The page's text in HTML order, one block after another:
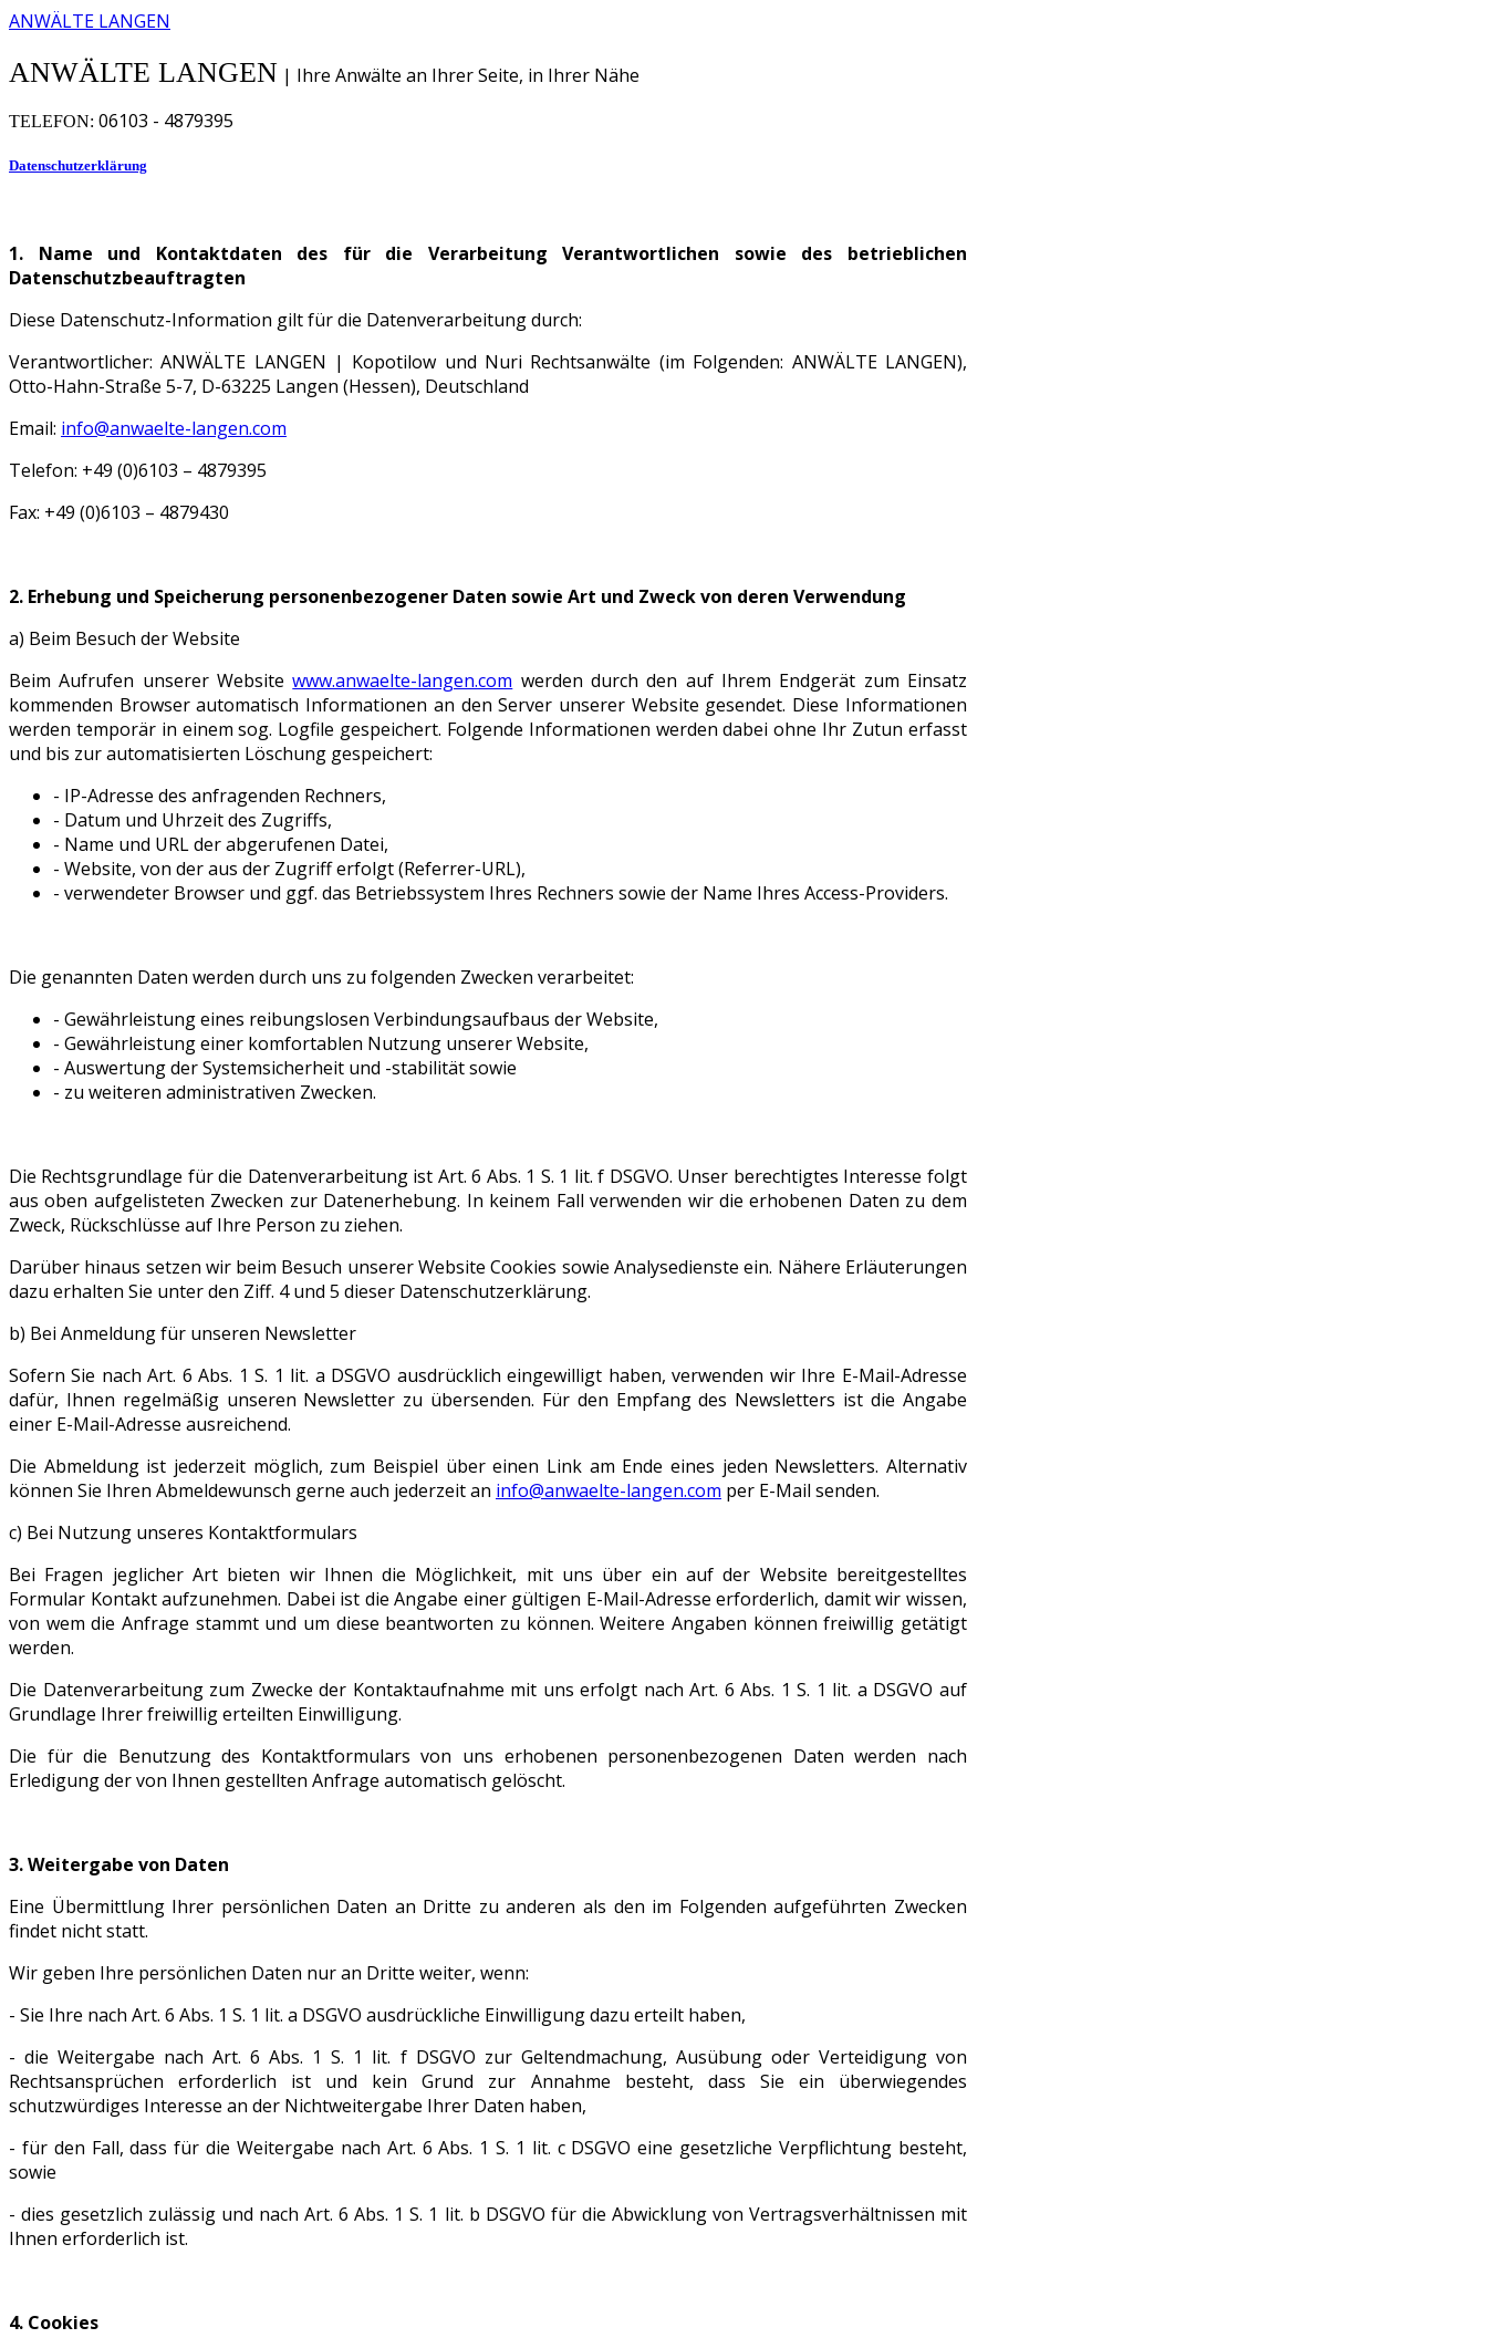
ANWÄLTE LANGEN
ANWÄLTE LANGEN | Ihre Anwälte an Ihrer Seite, in Ihrer Nähe
TELEFON: 06103 - 4879395
Datenschutzerklärung
1. Name und Kontaktdaten des für die Verarbeitung Verantwortlichen sowie des betrieblichen
Datenschutzbeauftragten
Diese Datenschutz-Information gilt für die Datenverarbeitung durch:
Verantwortlicher: ANWÄLTE LANGEN | Kopotilow und Nuri Rechtsanwälte (im Folgenden: ANWÄLTE LANGEN),
Otto-Hahn-Straße 5-7, D-63225 Langen (Hessen), Deutschland
Email: info@anwaelte-langen.com
Telefon: +49 (0)6103 – 4879395
Fax: +49 (0)6103 – 4879430
2. Erhebung und Speicherung personenbezogener Daten sowie Art und Zweck von deren Verwendung
a) Beim Besuch der Website
Beim Aufrufen unserer Websitewww.anwaelte-langen.com werden durch den auf Ihrem Endgerät zum Einsatz
kommenden Browser automatisch Informationen an den Server unserer Website gesendet. Diese Informationen
werden temporär in einem sog. Logfile gespeichert. Folgende Informationen werden dabei ohne Ihr Zutun erfasst
und bis zur automatisierten Löschung gespeichert:
- IP-Adresse des anfragenden Rechners,
- Datum und Uhrzeit des Zugriffs,
- Name und URL der abgerufenen Datei,
- Website, von der aus der Zugriff erfolgt (Referrer-URL),
- verwendeter Browser und ggf. das Betriebssystem Ihres Rechners sowie der Name Ihres Access-Providers.
Die genannten Daten werden durch uns zu folgenden Zwecken verarbeitet:
- Gewährleistung eines reibungslosen Verbindungsaufbaus der Website,
- Gewährleistung einer komfortablen Nutzung unserer Website,
- Auswertung der Systemsicherheit und -stabilität sowie
- zu weiteren administrativen Zwecken.
Die Rechtsgrundlage für die Datenverarbeitung ist Art. 6 Abs. 1 S. 1 lit. f DSGVO. Unser berechtigtes Interesse folgt
aus oben aufgelisteten Zwecken zur Datenerhebung. In keinem Fall verwenden wir die erhobenen Daten zu dem
Zweck, Rückschlüsse auf Ihre Person zu ziehen.
Darüber hinaus setzen wir beim Besuch unserer Website Cookies sowie Analysedienste ein. Nähere Erläuterungen
dazu erhalten Sie unter den Ziff. 4 und 5 dieser Datenschutzerklärung.
b) Bei Anmeldung für unseren Newsletter
Sofern Sie nach Art. 6 Abs. 1 S. 1 lit. a DSGVO ausdrücklich eingewilligt haben, verwenden wir Ihre E-Mail-Adresse
dafür, Ihnen regelmäßig unseren Newsletter zu übersenden. Für den Empfang des Newsletters ist die Angabe
einer E-Mail-Adresse ausreichend.
Die Abmeldung ist jederzeit möglich, zum Beispiel über einen Link am Ende eines jeden Newsletters. Alternativ
können Sie Ihren Abmeldewunsch gerne auch jederzeit an info@anwaelte-langen.com per E-Mail senden.
c) Bei Nutzung unseres Kontaktformulars
Bei Fragen jeglicher Art bieten wir Ihnen die Möglichkeit, mit uns über ein auf der Website bereitgestelltes
Formular Kontakt aufzunehmen. Dabei ist die Angabe einer gültigen E-Mail-Adresse erforderlich, damit wir wissen,
von wem die Anfrage stammt und um diese beantworten zu können. Weitere Angaben können freiwillig getätigt
werden.
Die Datenverarbeitung zum Zwecke der Kontaktaufnahme mit uns erfolgt nach Art. 6 Abs. 1 S. 1 lit. a DSGVO auf
Grundlage Ihrer freiwillig erteilten Einwilligung.
Die für die Benutzung des Kontaktformulars von uns erhobenen personenbezogenen Daten werden nach
Erledigung der von Ihnen gestellten Anfrage automatisch gelöscht.
3. Weitergabe von Daten
Eine Übermittlung Ihrer persönlichen Daten an Dritte zu anderen als den im Folgenden aufgeführten Zwecken
findet nicht statt.
Wir geben Ihre persönlichen Daten nur an Dritte weiter, wenn:
- Sie Ihre nach Art. 6 Abs. 1 S. 1 lit. a DSGVO ausdrückliche Einwilligung dazu erteilt haben,
- die Weitergabe nach Art. 6 Abs. 1 S. 1 lit. f DSGVO zur Geltendmachung, Ausübung oder Verteidigung von
Rechtsansprüchen erforderlich ist und kein Grund zur Annahme besteht, dass Sie ein überwiegendes
schutzwürdiges Interesse an der Nichtweitergabe Ihrer Daten haben,
- für den Fall, dass für die Weitergabe nach Art. 6 Abs. 1 S. 1 lit. c DSGVO eine gesetzliche Verpflichtung besteht,
sowie
- dies gesetzlich zulässig und nach Art. 6 Abs. 1 S. 1 lit. b DSGVO für die Abwicklung von Vertragsverhältnissen mit
Ihnen erforderlich ist.
4. Cookies